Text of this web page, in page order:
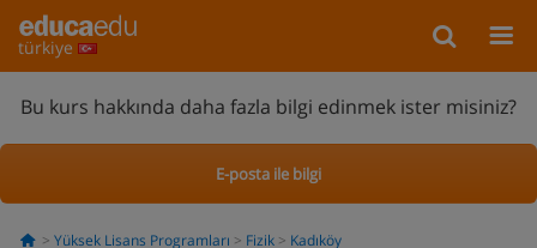
türkiye
Bu kurs hakkında daha fazla bilgi edinmek ister misiniz?
E-posta ile bilgi
Yüksek Lisans Programları Fizik Kadıköy